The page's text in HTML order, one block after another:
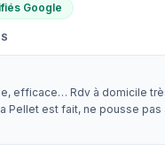
Google
efficace… Rdv à domicile
Pellet est fait, ne pousse